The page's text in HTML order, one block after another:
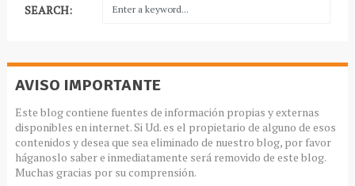
SEARCH:
AVISO IMPORTANTE
Este blog contiene fuentes de información propias y externas
disponibles en internet. Si Ud. es el propietario de alguno de esos
contenidos y desea que sea eliminado de nuestro blog, por favor
háganoslo saber e inmediatamente será removido de este blog.
Muchas gracias por su comprensión.